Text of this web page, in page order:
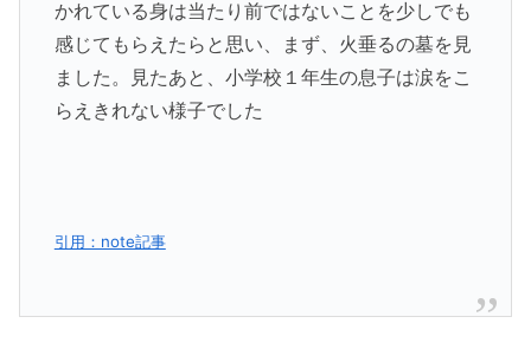
かれている身は当たり前ではないことを少しでも
感じてもらえたらと思い、まず、火垂るの墓を見
ました。見たあと、小学校１年生の息子は涙をこ
らえきれない様子でした
引用：note記事